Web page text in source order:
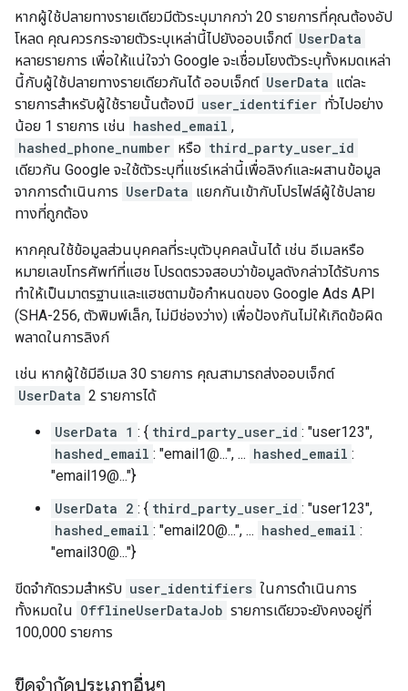
หากผู้ใช้ปลายทางรายเดียวมีตัวระบุมากกว่า 20 รายการที่คุณต้องอัป
โหลด คุณควรกระจายตัวระบุเหล่านี้ไปยังออบเจ็กต์ UserData
หลายรายการ เพื่อให้แน่ใจว่า Google จะเชื่อมโยงตัวระบุทั้งหมดเหล่า
นี้กับผู้ใช้ปลายทางรายเดียวกันได้ ออบเจ็กต์ UserData แต่ละ
รายการสำหรับผู้ใช้รายนั้นต้องมี user_identifier ทั่วไปอย่าง
น้อย 1 รายการ เช่น hashed_email ,
hashed_phone_number หรือ third_party_user_id
เดียวกัน Google จะใช้ตัวระบุที่แชร์เหล่านี้เพื่อลิงก์และผสานข้อมูล
จากการดำเนินการ UserData แยกกันเข้ากับโปรไฟล์ผู้ใช้ปลาย
ทางที่ถูกต้อง
หากคุณใช้ข้อมูลส่วนบุคคลที่ระบุตัวบุคคลนั้นได้ เช่น อีเมลหรือ
หมายเลขโทรศัพท์ที่แฮช โปรดตรวจสอบว่าข้อมูลดังกล่าวได้รับการ
ทำให้เป็นมาตรฐานและแฮชตามข้อกำหนดของ Google Ads API
(SHA-256, ตัวพิมพ์เล็ก, ไม่มีช่องว่าง) เพื่อป้องกันไม่ให้เกิดข้อผิด
พลาดในการลิงก์
เช่น หากผู้ใช้มีอีเมล 30 รายการ คุณสามารถส่งออบเจ็กต์
UserData 2 รายการได้
UserData 1 : { third_party_user_id : "user123",
hashed_email : "email1@...", ... hashed_email :
"email19@..."}
UserData 2 : { third_party_user_id : "user123",
hashed_email : "email20@...", ... hashed_email :
"email30@..."}
ขีดจำกัดรวมสำหรับ user_identifiers ในการดำเนินการ
ทั้งหมดใน OfflineUserDataJob รายการเดียวจะยังคงอยู่ที่
100,000 รายการ
ขีดจำกัดประเภทอื่นๆ